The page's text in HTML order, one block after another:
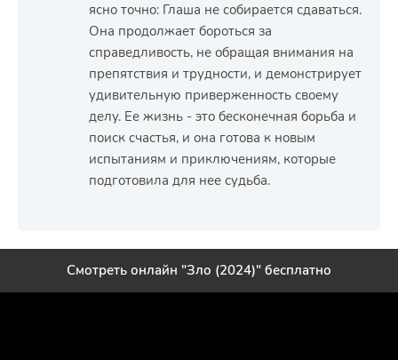
ясно точно: Глаша не собирается сдаваться.
Она продолжает бороться за
справедливость, не обращая внимания на
препятствия и трудности, и демонстрирует
удивительную приверженность своему
делу. Ее жизнь - это бесконечная борьба и
поиск счастья, и она готова к новым
испытаниям и приключениям, которые
подготовила для нее судьба.
Смотреть онлайн "Зло (2024)" бесплатно